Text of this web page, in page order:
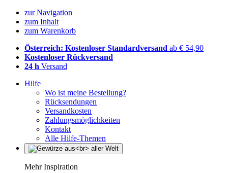
zur Navigation
zum Inhalt
zum Warenkorb
Österreich: Kostenloser Standardversand ab € 54,90
Kostenloser Rückversand
24 h Versand
Hilfe
Wo ist meine Bestellung?
Rücksendungen
Versandkosten
Zahlungsmöglichkeiten
Kontakt
Alle Hilfe-Themen
Mehr Inspiration